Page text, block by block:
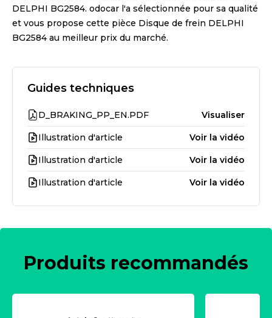
DELPHI BG2584. odocar l'a sélectionnée pour sa qualité
et vous propose cette pièce Disque de frein DELPHI
BG2584 au meilleur prix du marché.
Guides techniques
D_BRAKING_PP_EN.PDF Visualiser
Illustration d'article Voir la vidéo
Illustration d'article Voir la vidéo
Illustration d'article Voir la vidéo
Produits recommandés